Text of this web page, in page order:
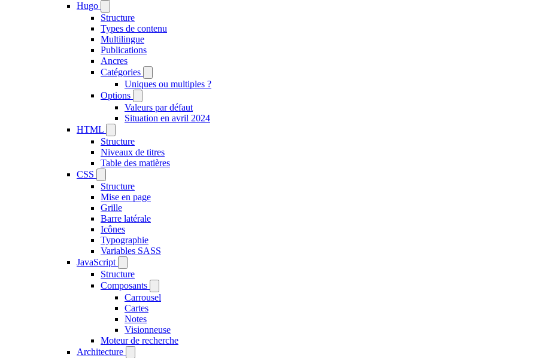
Hugo
Structure
Types de contenu
Multilingue
Publications
Ancres
Catégories
Uniques ou multiples ?
Options
Valeurs par défaut
Situation en avril 2024
HTML
Structure
Niveaux de titres
Table des matières
CSS
Structure
Mise en page
Grille
Barre latérale
Icônes
Typographie
Variables SASS
JavaScript
Structure
Composants
Carrousel
Cartes
Notes
Visionneuse
Moteur de recherche
Architecture